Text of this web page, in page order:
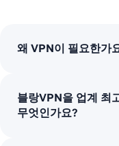
왜 VPN이 필요한가
블랑VPN을 업계 최
무엇인가요?